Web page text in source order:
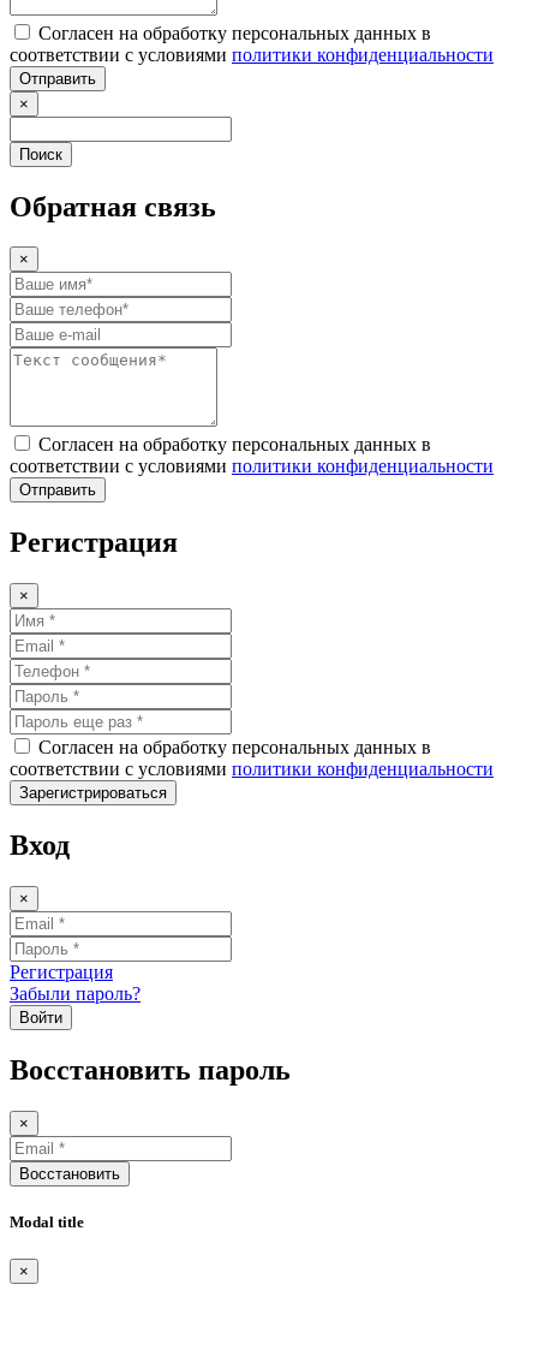
Согласен на обработку персональных данных в
соответствии с условиями политики конфиденциальности
Отправить
×
Поиск
Обратная связь
×
Согласен на обработку персональных данных в
соответствии с условиями политики конфиденциальности
Отправить
Регистрация
×
Согласен на обработку персональных данных в
соответствии с условиями политики конфиденциальности
Зарегистрироваться
Вход
×
Регистрация
Забыли пароль?
Войти
Восстановить пароль
×
Восстановить
Modal title
×